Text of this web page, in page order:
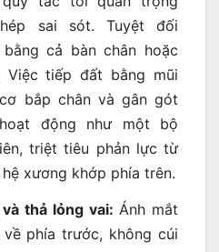
sai sót. Tuyệt đối
cả bàn chân hoặc
Việc tiếp đất bằng mũi
bắp chân và gân gót
động như một bộ
triệt tiêu phản lực từ
xương khớp phía trên.
thả lỏng vai: Ánh mắt
về phía trước, không cúi